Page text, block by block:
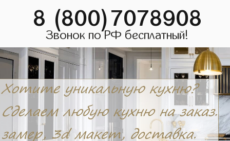
8 (800)7078908
Звонок по РФ бесплатный!